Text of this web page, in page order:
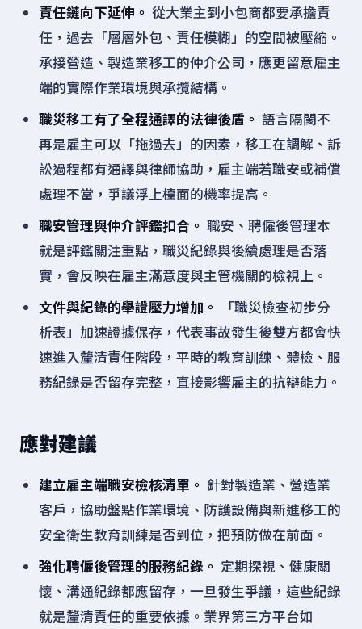
責任鏈向下延伸。 從大業主到小包商都要承擔責
任，過去「層層外包、責任模糊」的空間被壓縮。
承接營造、製造業移工的仲介公司，應更留意雇主
端的實際作業環境與承攬結構。
職災移工有了全程通譯的法律後盾。 語言隔閡不
再是雇主可以「拖過去」的因素，移工在調解、訴
訟過程都有通譯與律師協助，雇主端若職安或補償
處理不當，爭議浮上檯面的機率提高。
職安管理與仲介評鑑扣合。 職安、聘僱後管理本
就是評鑑關注重點，職災紀錄與後續處理是否落
實，會反映在雇主滿意度與主管機關的檢視上。
文件與紀錄的舉證壓力增加。
「職災檢查初步分
析表」加速證據保存，代表事故發生後雙方都會快
速進入釐清責任階段，平時的教育訓練、體檢、服
務紀錄是否留存完整，直接影響雇主的抗辯能力。
應對建議
建立雇主端職安檢核清單。 針對製造業、營造業
客戶，協助盤點作業環境、防護設備與新進移工的
安全衛生教育訓練是否到位，把預防做在前面。
強化聘僱後管理的服務紀錄。 定期探視、健康關
懷、溝通紀錄都應留存，一旦發生爭議，這些紀錄
就是釐清責任的重要依據。業界第三方平台如